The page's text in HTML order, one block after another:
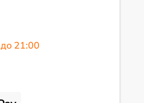
21:00